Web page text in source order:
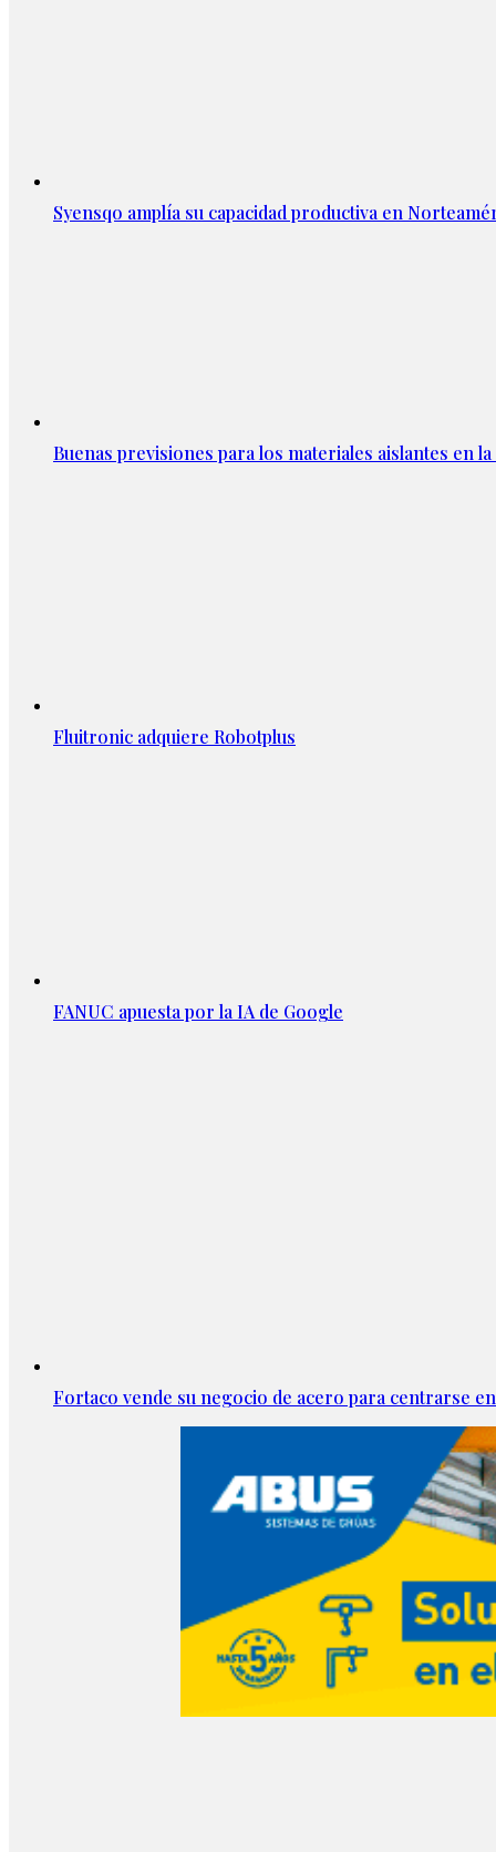
Syensqo amplía su capacidad productiva en
Buenas previsiones para los materiales aislantes en
Fluitronic adquiere Robotplus
FANUC apuesta por la IA de Google
Fortaco vende su negocio de acero para centrarse